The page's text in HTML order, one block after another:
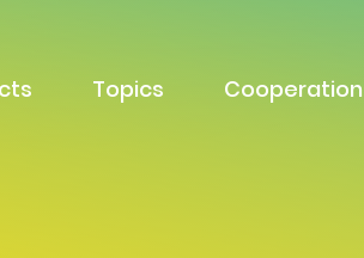
Topics Cooperation